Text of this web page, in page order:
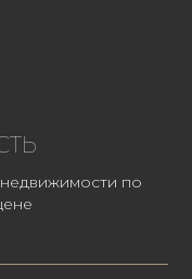
по